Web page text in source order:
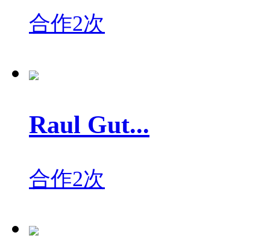
合作2次
Raul Gut...
合作2次